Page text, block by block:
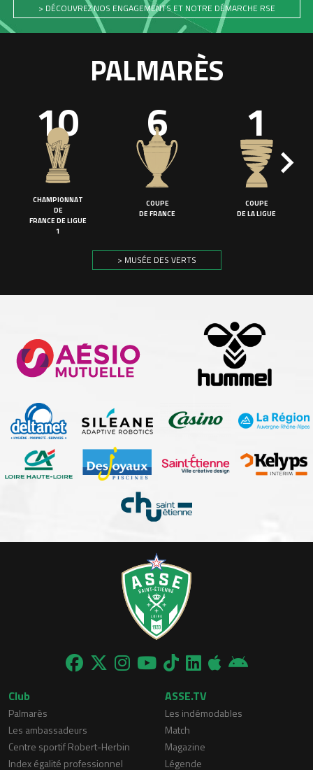
> DÉCOUVREZ NOS ENGAGEMENTS ET NOTRE DÉMARCHE RSE
PALMARÈS
10
CHAMPIONNAT
DE
FRANCE DE LIGUE
1
6
COUPE
DE FRANCE
1
COUPE
DE LA LIGUE
> MUSÉE DES VERTS
Club
Palmarès
Les ambassadeurs
Centre sportif Robert-Herbin
Index égalité professionnel
ASSE.TV
Les indémodables
Match
Magazine
Légende